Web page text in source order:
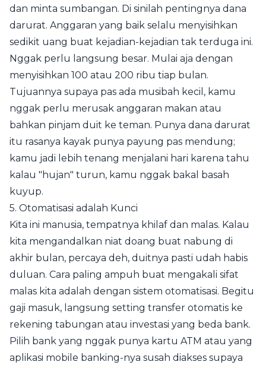
dan minta sumbangan. Di sinilah pentingnya dana
darurat. Anggaran yang baik selalu menyisihkan
sedikit uang buat kejadian-kejadian tak terduga ini.
Nggak perlu langsung besar. Mulai aja dengan
menyisihkan 100 atau 200 ribu tiap bulan.
Tujuannya supaya pas ada musibah kecil, kamu
nggak perlu merusak anggaran makan atau
bahkan pinjam duit ke teman. Punya dana darurat
itu rasanya kayak punya payung pas mendung;
kamu jadi lebih tenang menjalani hari karena tahu
kalau "hujan" turun, kamu nggak bakal basah
kuyup.
5. Otomatisasi adalah Kunci
Kita ini manusia, tempatnya khilaf dan malas. Kalau
kita mengandalkan niat doang buat nabung di
akhir bulan, percaya deh, duitnya pasti udah habis
duluan. Cara paling ampuh buat mengakali sifat
malas kita adalah dengan sistem otomatisasi. Begitu
gaji masuk, langsung setting transfer otomatis ke
rekening tabungan atau investasi yang beda bank.
Pilih bank yang nggak punya kartu ATM atau yang
aplikasi mobile banking-nya susah diakses supaya